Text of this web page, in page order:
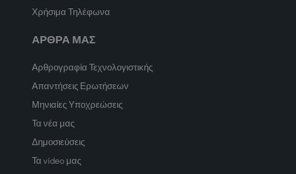
Χρήσιμα Τηλέφωνα
ΑΡΘΡΑ ΜΑΣ
Αρθρογραφία Τεχνολογιστικής
Απαντήσεις Ερωτήσεων
Μηνιαίες Υποχρεώσεις
Τα νέα μας
Δημοσιεύσεις
Τα video μας